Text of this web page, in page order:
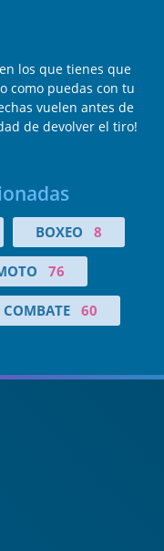
los que tienes que
como puedas con tu
vuelen antes de
de devolver el tiro!
BOXEO 8
76
COMBATE 60